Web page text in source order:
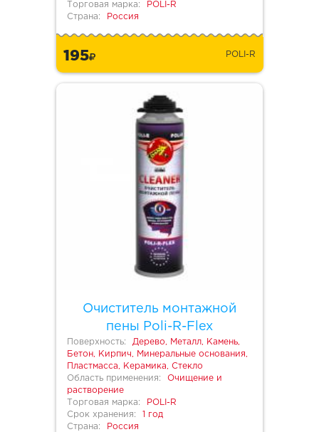
Торговая марка:
POLI-R
Страна:
Россия
195 POLI-R
Очиститель монтажной
пены Poli-R-Flex
Поверхность:
Дерево, Металл, Камень,
Бетон, Кирпич, Минеральные основания,
Пластмасса, Керамика, Стекло
Область применения:
Очищение и
растворение
Торговая марка:
POLI-R
Срок хранения:
1 год
Страна:
Россия